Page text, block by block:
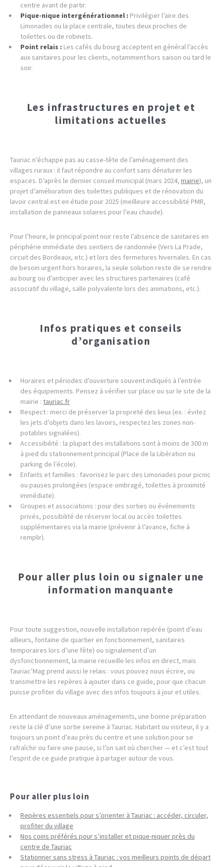
centre avant de partir.
Pique-nique intergénérationnel : Privilégier l’aire des
Limonades ou la place centrale, toutes deux proches de
toilettes ou de robinets.
Point relais : Les cafés du bourg acceptent en général l’accès
aux sanitaires pour les clients, notamment hors saison ou tard le
soir.
Les infrastructures en projet et
limitations actuelles
Tauriac n’échappe pas au casse-tête de l’aménagement des
villages ruraux : il faut répondre au confort sans dénaturer les
espaces. D’après le dernier conseil municipal (mars 2024, mairie), un
projet d’amélioration des toilettes publiques et de rénovation du
lavoir central est en étude pour 2025 (meilleure accessibilité PMR,
installation de panneaux solaires pour l’eau chaude).
Pour l’heure, le principal point noir reste l’absence de sanitaires en
périphérie immédiate des sentiers de randonnée (Vers La Prade,
circuit des Bordeaux, etc.) et lors des fermetures hivernales. En cas
de besoin urgent hors horaires, la seule solution reste de se rendre
au bourg ou d’anticiper avec les structures partenaires (café
associatif du village, salle polyvalente lors des animations, etc.).
Infos pratiques et conseils
d’organisation
Horaires et périodes d’ouverture souvent indiqués à l’entrée
des équipements. Pensez à vérifier sur place ou sur le site de la
mairie : tauriac.fr
Respect : merci de préserver la propreté des lieux (ex. : évitez
les jets d’objets dans les lavoirs, respectez les zones non-
potables signalées).
Accessibilité : la plupart des installations sont à moins de 300 m
à pied du stationnement principal (Place de la Libération ou
parking de l’école).
Enfants et familles : favorisez le parc des Limonades pour picnic
ou pauses prolongées (espace ombragé, toilettes à proximité
immédiate).
Groupes et associations : pour des sorties ou événements
privés, possibilité de réserver local ou accès toilettes
supplémentaires via la mairie (prévenir à l’avance, fiche à
remplir).
Pour aller plus loin ou signaler une
information manquante
Pour toute suggestion, nouvelle installation repérée (point d’eau
ailleurs, fontaine de quartier en fonctionnement, sanitaires
temporaires lors d’une fête) ou signalement d’un
dysfonctionnement, la mairie recueille les infos en direct, mais
Tauriac’Mag prend aussi le relais : vous pouvez nous écrire, ou
transmettre les repères à ajouter dans ce guide, pour que chacun
puisse profiter du village avec des infos toujours à jour et utiles.
En attendant de nouveaux aménagements, une bonne préparation
reste la clé d’une sortie sereine à Tauriac. Habitant ou visiteur, il y a
toujours un point d’eau près du centre et une solution pour se
rafraîchir ou faire une pause, si l’on sait où chercher — et c’est tout
l’esprit de ce guide pratique à partager autour de vous.
Pour aller plus loin
Repères essentiels pour s’orienter à Tauriac : accéder, circuler,
profiter du village
Nos coins préférés pour s’installer et pique-niquer près du
centre de Tauriac
Stationner sans stress à Tauriac : vos meilleurs points de départ